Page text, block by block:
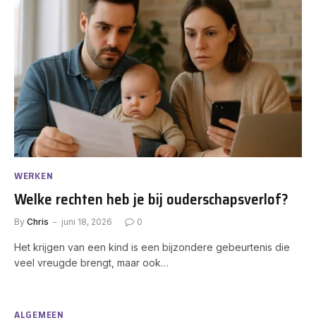
WERKEN
Welke rechten heb je bij ouderschapsverlof?
By Chris juni 18, 2026 0
Het krijgen van een kind is een bijzondere gebeurtenis die
veel vreugde brengt, maar ook…
ALGEMEEN